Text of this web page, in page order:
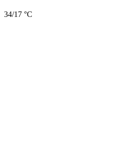
34/17 °C